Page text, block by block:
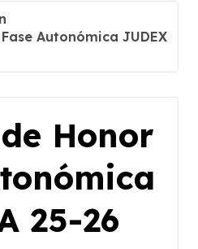
Autonómica JUDEX
Honor
25-26